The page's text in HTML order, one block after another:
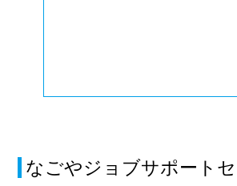
なごやジョブサポート